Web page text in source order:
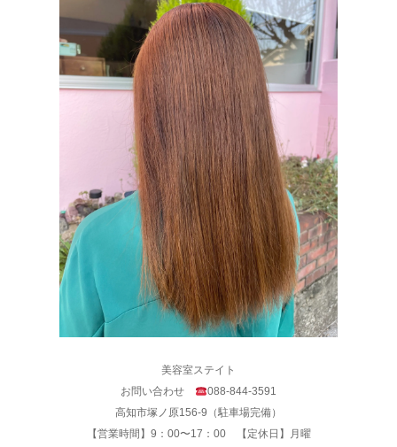
美容室ステイト
お問い合わせ
088-844-3591
高知市塚ノ原156-9（駐車場完備）
【営業時間】9：00〜17：00 【定休日】月曜